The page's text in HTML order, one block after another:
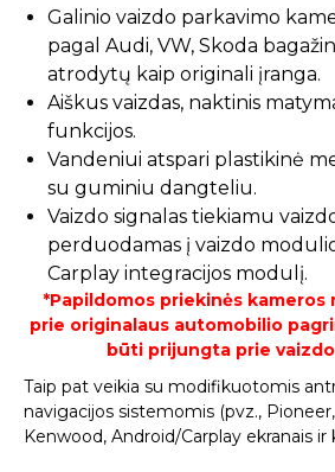
Galinio vaizdo parkavimo
pagal Audi, VW, Skoda
atrodytų kaip originali įranga.
Aiškus vaizdas, naktinis
funkcijos.
Vandeniui atspari plastikinė
su guminiu dangteliu.
Vaizdo signalas tiekiamu
perduodamas į vaizdo
Carplay integracijos modulį.
*Papildomos priekinės
prie originalaus automobilio
būti prijungta prie
Taip pat veikia su modifikuotomis
navigacijos sistemomis (pvz.,
Kenwood, Android/Carplay ekranais ir